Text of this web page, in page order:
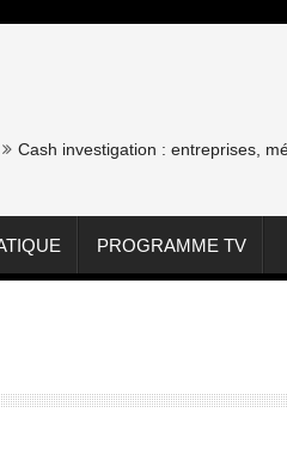
Cash investigation : entreprises,
PROGRAMME TV